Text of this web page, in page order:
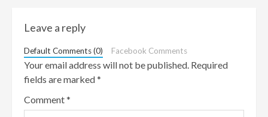
Leave a reply
Default Comments (0) Facebook Comments
Your email address will not be published. Required
fields are marked*
Comment*